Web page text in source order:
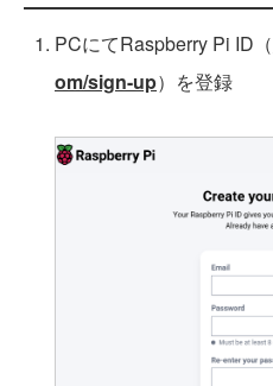
PCにてRaspberry Pi ID（
om/sign-up）を登録